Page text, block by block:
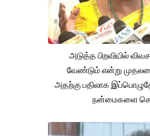
அடுத்த பிறவியில்
வேண்டும் என்று
அதற்கு பதிலாக
நன்மைகளை